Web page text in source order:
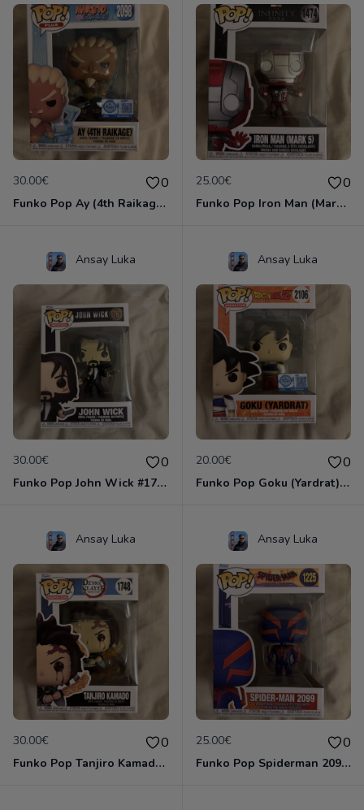
30.00€ 0
Funko Pop Ay (4th Raikage) #2098
25.00€ 0
Funko Pop Iron Man (Mark 5) #1474
Ansay Luka
30.00€ 0
Funko Pop John Wick #1763
Ansay Luka
20.00€ 0
Funko Pop Goku (Yardrat) #2106
Ansay Luka
30.00€ 0
Funko Pop Tanjiro Kamado #1748
Ansay Luka
25.00€ 0
Funko Pop Spiderman 2099 #1225